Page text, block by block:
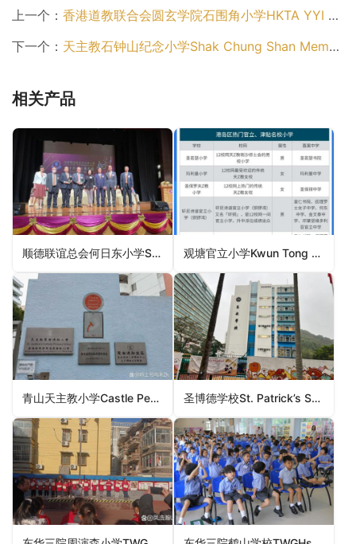
上一个： 香港道教联合会圆玄学院石围角小学HKTA YYI Shek Wai Kok Primary School（荃湾区小学）
下一个： 天主教石钟山纪念小学Shak Chung Shan Memorial Catholic Primary School（荃湾区小学）
相关产品
顺德联谊总会何日东小学Shun Tak Fraternal Association Ho Yat Tung Primary School（屯门区小学） 观塘官立小学Kwun Tong Government Primary School（观塘区小学）
青山天主教小学Castle Peak Catholic Primary School（屯门区小学） 圣博德学校St. Patrick’s School（黄大仙区小学）